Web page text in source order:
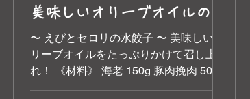
美味しいオリーブオイルのト
スカーナ エ トスカーナ
〜 えびとセロリの水餃子 〜 美味しいオ
リーブオイルをたっぷりかけて召し上が
れ！ 《材料》 海老 150g 豚肉挽肉 50g
セロリ 100g 程度 餃子の皮 15枚 程度 生